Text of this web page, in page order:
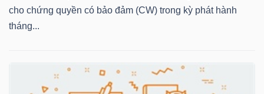
cho chứng quyền có bảo đảm (CW) trong kỳ phát hành
tháng...
DOANH
NGHIỆP